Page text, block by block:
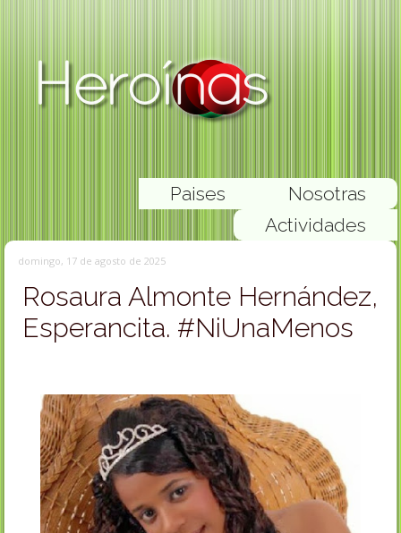
Nosotras
Paises
Actividades
domingo, 17 de agosto de 2025
Rosaura Almonte Hernández,
Esperancita. #NiUnaMenos